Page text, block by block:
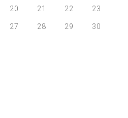
20 21 22 23
27 28 29 30